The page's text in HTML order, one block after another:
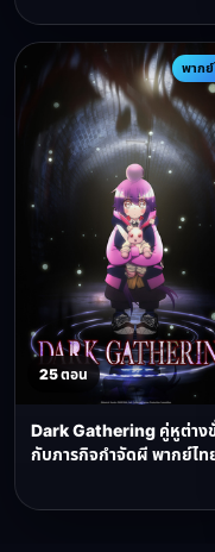
พากย์
25 ตอน
Dark Gathering คู่หูต่าง
กับภารกิจกำจัดผี พากย์ไท